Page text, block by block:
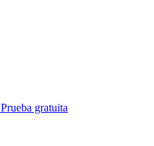
Prueba gratuita